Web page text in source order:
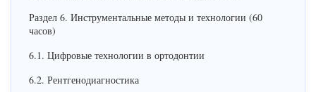
Раздел 6. Инструментальные методы и технологии (60
часов)
6.1. Цифровые технологии в ортодонтии
6.2. Рентгенодиагностика